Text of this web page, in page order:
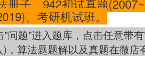
子、942初试真题
、考研机试班。
题"进入题库，点击任意带
，算法题题解以及真题在微店